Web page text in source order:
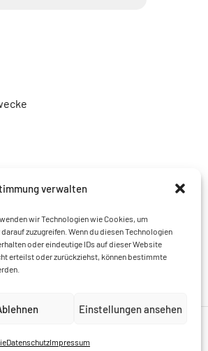
verwalten
wir Technologien wie Cookies, um
zuzugreifen. Wenn du diesen Technologien
oder eindeutige IDs auf dieser Website
erteilst oder zurückziehst, können bestimmte
Einstellungen ansehen
DatenschutzImpressum